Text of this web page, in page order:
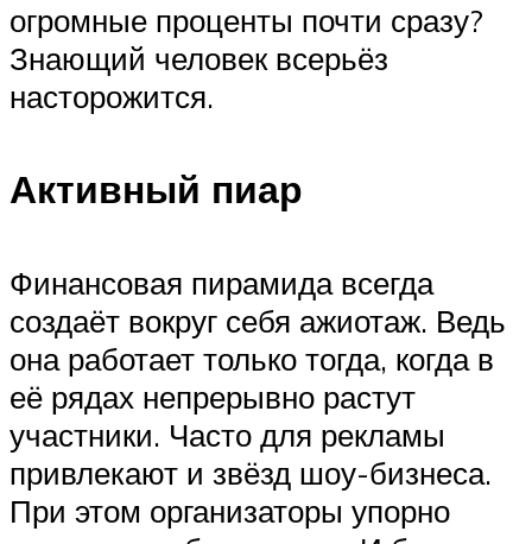
огромные проценты почти сразу?
Знающий человек всерьёз
насторожится.
Активный пиар
Финансовая пирамида всегда
создаёт вокруг себя ажиотаж. Ведь
она работает только тогда, когда в
её рядах непрерывно растут
участники. Часто для рекламы
привлекают и звёзд шоу-бизнеса.
При этом организаторы упорно